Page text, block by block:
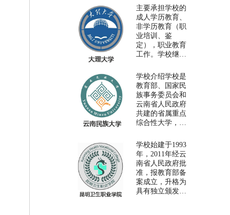
建校的云南广播
电视大学。2010
年10月，…
硕士学位授予单
位，1998年成为
博士学位授予单
位，2010年云南
医学高等专科学
校并入，2012年
更名为昆明医科
批中西部高校基
础能力建设工程
院校。86年…
主要承担学校的
成人学历教育、
非学历教育（职
业培训、鉴
定），职业教育
工作。学校继续
的办学类型和较
多的本专科专业
设置能满足不同
行业、不同群
体、不同年龄、
不同学历层次的
人群多样化的学
2018年，学校计
划继续面向全省
招收成人专升本
（3年…
学校介绍学校是
教育部、国家民
族事务委员会和
云南省人民政府
共建的省属重点
综合性大学，学
是学校负责成人
高等学历教育的
机构。自1982年
以来，已为社会
培养毕业生近6万
余人，现有在校
生1万8千余人。
学校始建于1993
年，2011年经云
南省人民政府批
准，报教育部备
案成立，升格为
具有独立颁发学